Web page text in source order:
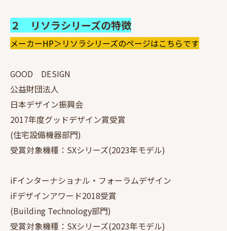
２ リソラシリーズの特徴
メーカーHP＞リソラシリーズのページはこちらです
GOOD DESIGN
公益財団法人
日本デザイン振興会
2017年度グッドデザイン賞受賞
(住宅設備機器部門)
受賞対象機種：SXシリーズ(2023年モデル)
iFインターナショナル・フォーラムデザイン
iFデザインアワード2018受賞
(Building Technology部門)
受賞対象機種：SXシリーズ(2023年モデル)